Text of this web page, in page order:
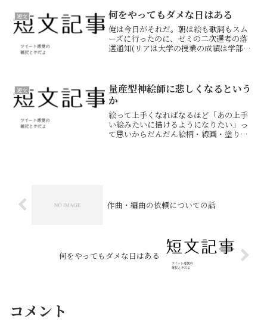
常に難しいため、結局断念するこ...
短文 何をやってもダメな日はある
俺は今日がそれだ。朝は絵も歌詞もスム
ーズに行ったのに、ゼミの二次選考の落
選通知(リアは大学の授業の成績は学部上
ルが来て、誤送信の可...
短文
量産型神絵師に悲しくなるという
か
絵って上手くなればなるほど「あの上手
い絵みたいに描けるようになりたい」っ
て思いからだんだん絵柄・線画・塗りが
作曲・編曲の依頼についての話
何をやってもダメな日はある
コメント